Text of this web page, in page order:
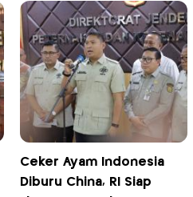
Ceker Ayam Indonesia
Diburu China, RI Siap